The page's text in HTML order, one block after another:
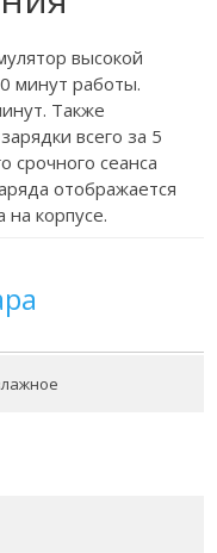
высокой
минут работы.
Также
всего за 5
срочного сеанса
отображается
корпусе.